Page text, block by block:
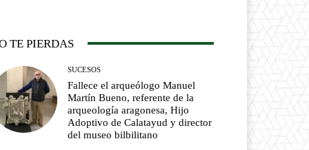
TE PIERDAS
SUCESOS
Fallece el arqueólogo Manuel
Martín Bueno, referente de la
arqueología aragonesa, Hijo
Adoptivo de Calatayud y director
del museo bilbilitano